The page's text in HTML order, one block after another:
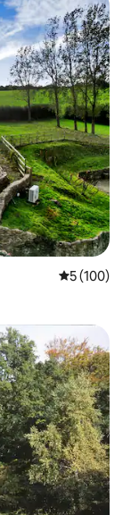
평점 5점(5
5 (100)